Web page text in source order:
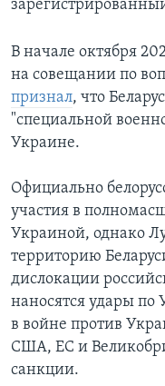
В начале октября
на совещании по
признал, что
"специальной
Украине.
Официально
участия в
Украиной, однако
территорию
дислокации
наносятся удары по
в войне против
США, ЕС и
санкции.